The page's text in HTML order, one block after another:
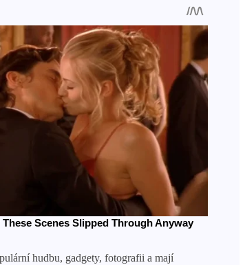
hudbu, gadgety, fotografii a mají